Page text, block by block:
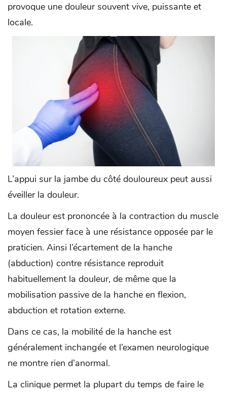
provoque une douleur souvent vive, puissante et
locale.
L’appui sur la jambe du côté douloureux peut aussi
éveiller la douleur.
La douleur est prononcée à la contraction du muscle
moyen fessier face à une résistance opposée par le
praticien. Ainsi l’écartement de la hanche
(abduction) contre résistance reproduit
habituellement la douleur, de même que la
mobilisation passive de la hanche en flexion,
abduction et rotation externe.
Dans ce cas, la mobilité de la hanche est
généralement inchangée et l’examen neurologique
ne montre rien d’anormal.
La clinique permet la plupart du temps de faire le